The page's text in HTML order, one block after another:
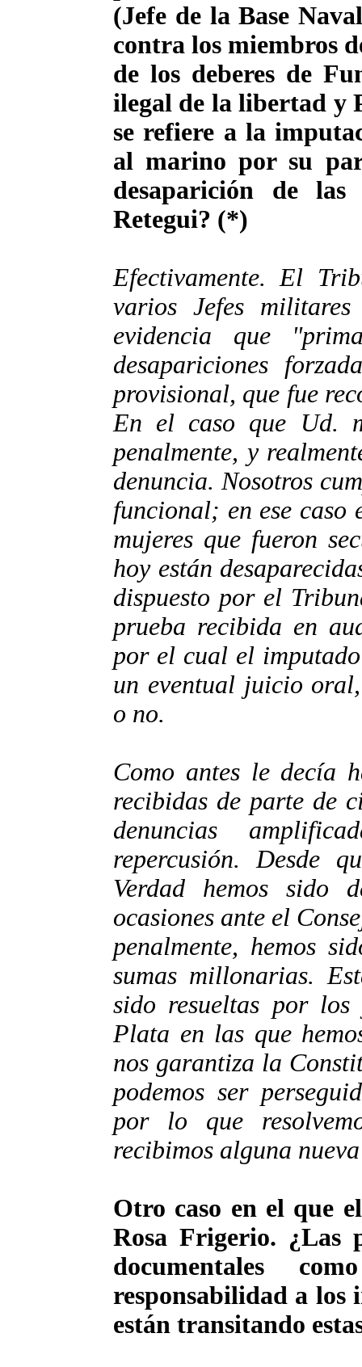
(Jefe de la Base
contra los miembros
de los deberes de
ilegal de la libertad y
se refiere a la
al marino por su
desaparición de
Retegui? (*)
Efectivamente. El
varios Jefes
evidencia que
desapariciones
provisional, que fue
En el caso que Ud.
penalmente, y
denuncia. Nosotros
funcional; en ese caso
mujeres que fueron
hoy están
dispuesto por el
prueba recibida en
por el cual el
un eventual juicio
o no.
Como antes le decía
recibidas de parte de
denuncias
repercusión. Desde
Verdad hemos sido
ocasiones ante el
penalmente, hemos
sumas millonarias.
sido resueltas por
Plata en las que
nos garantiza la
podemos ser
por lo que
recibimos alguna
Otro caso en el que
Rosa Frigerio. ¿Las
documentales
responsabilidad a los
están transitando